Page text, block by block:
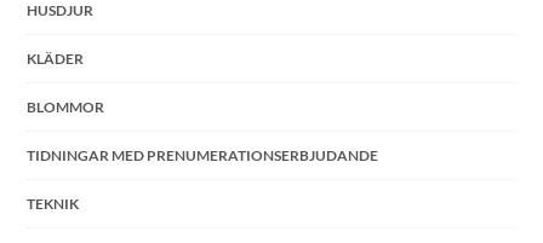
HUSDJUR
KLÄDER
BLOMMOR
TIDNINGAR MED PRENUMERATIONSERBJUDANDE
TEKNIK